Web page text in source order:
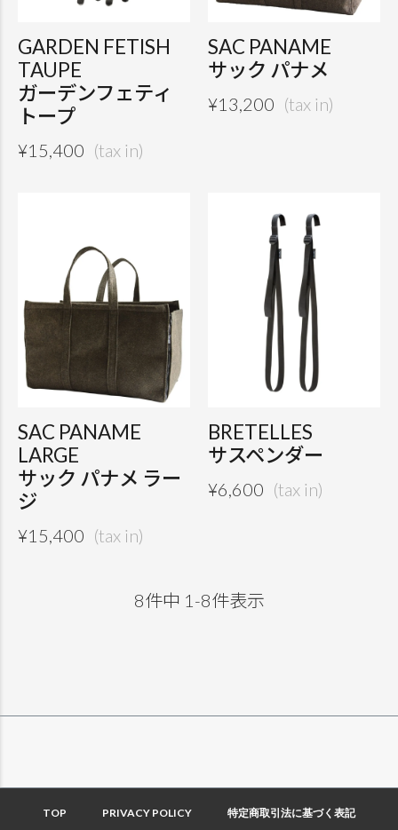
GARDEN FETISH
TAUPE
ガーデンフェティ
トープ
¥15,400
SAC PANAME
サック パナメ
¥13,200
SAC PANAME
LARGE
サック パナメ ラー
ジ
¥15,400
BRETELLES
サスペンダー
¥6,600
8件中 1 -8件表示
TOP PRIVACY POLICY 特定商取引法に基づく表記